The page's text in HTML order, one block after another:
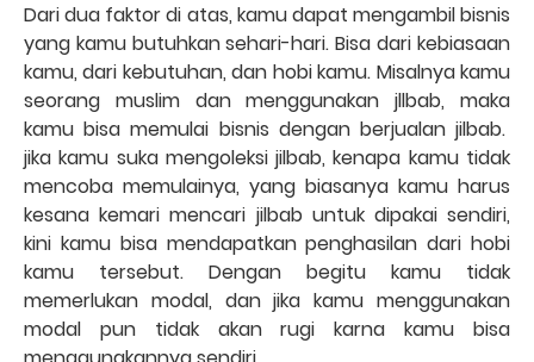
Dari dua faktor di atas, kamu dapat mengambil bisnis
yang kamu butuhkan sehari-hari. Bisa dari kebiasaan
kamu, dari kebutuhan, dan hobi kamu. Misalnya kamu
seorang muslim dan menggunakan jllbab, maka
kamu bisa memulai bisnis dengan berjualan jilbab.
jika kamu suka mengoleksi jilbab, kenapa kamu tidak
mencoba memulainya, yang biasanya kamu harus
kesana kemari mencari jilbab untuk dipakai sendiri,
kini kamu bisa mendapatkan penghasilan dari hobi
kamu tersebut. Dengan begitu kamu tidak
memerlukan modal, dan jika kamu menggunakan
modal pun tidak akan rugi karna kamu bisa